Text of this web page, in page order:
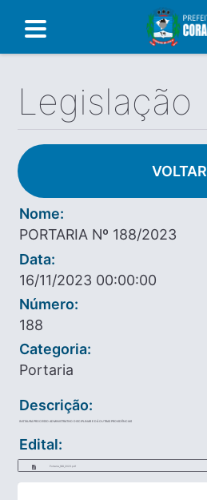
Legislação
VOLTAR
Nome:
PORTARIA Nº 188/2023
Data:
16/11/2023 00:00:00
Número:
188
Categoria:
Portaria
Descrição:
INSTAURA PROCESSO ADMINISTRATIVO DISCIPLINAR E DÁ OUTRAS PROVIDÊNCIAS
Edital:
Portaria_188_2023.pdf